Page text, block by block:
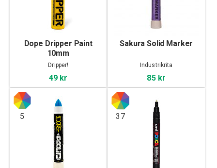
Dope Dripper Paint
10mm
Dripper!
49 kr
Sakura Solid Marker
Industrikrita
85 kr
5 37